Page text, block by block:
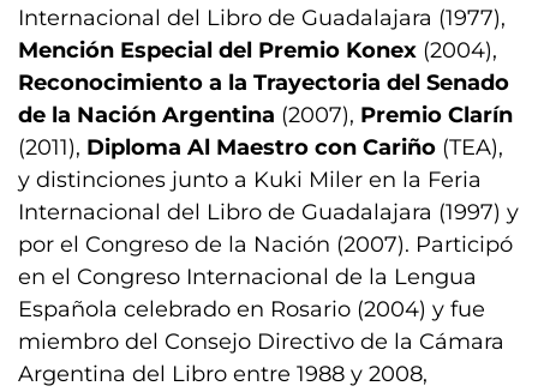
Internacional del Libro de Guadalajara (1977),
Mención Especial del Premio Konex (2004),
Reconocimiento a la Trayectoria del Senado
de la Nación Argentina (2007), Premio Clarín
(2011), Diploma Al Maestro con Cariño (TEA),
y distinciones junto a Kuki Miler en la Feria
Internacional del Libro de Guadalajara (1997) y
por el Congreso de la Nación (2007). Participó
en el Congreso Internacional de la Lengua
Española celebrado en Rosario (2004) y fue
miembro del Consejo Directivo de la Cámara
Argentina del Libro entre 1988 y 2008,